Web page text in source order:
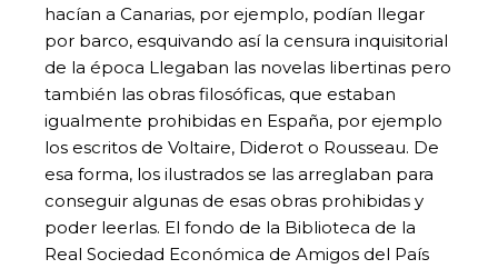
hacían a Canarias, por ejemplo, podían llegar
por barco, esquivando así la censura inquisitorial
de la época Llegaban las novelas libertinas pero
también las obras filosóficas, que estaban
igualmente prohibidas en España, por ejemplo
los escritos de Voltaire, Diderot o Rousseau. De
esa forma, los ilustrados se las arreglaban para
conseguir algunas de esas obras prohibidas y
poder leerlas. El fondo de la Biblioteca de la
Real Sociedad Económica de Amigos del País